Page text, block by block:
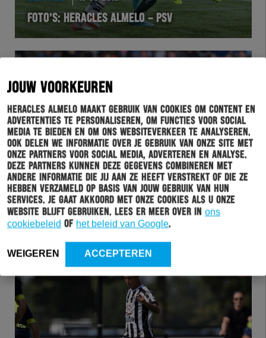
JOUW VOORKEUREN
Heracles Almelo maakt gebruik van cookies om content en
advertenties te personaliseren, om functies voor social
media te bieden en om ons websiteverkeer te analyseren.
Ook delen we informatie over je gebruik van onze site met
onze partners voor social media, adverteren en analyse.
Deze partners kunnen deze gegevens combineren met
andere informatie die jij aan ze heeft verstrekt of die ze
hebben verzameld op basis van jouw gebruik van hun
services. Je gaat akkoord met onze cookies als u onze
website blijft gebruiken. Lees er meer over in ons
cookiebeleid of het beleid van Google.
WEIGEREN ACCEPTEREN
FOTO’S: HERACLES ALMELO – PSV
WEDSTRIJD 18-08-2019
HERACLES ALMELO KAN PSV NIET VERRASSEN